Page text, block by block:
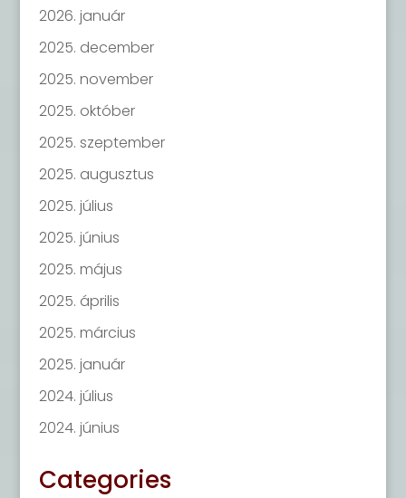
2026. január
2025. december
2025. november
2025. október
2025. szeptember
2025. augusztus
2025. július
2025. június
2025. május
2025. április
2025. március
2025. január
2024. július
2024. június
Categories